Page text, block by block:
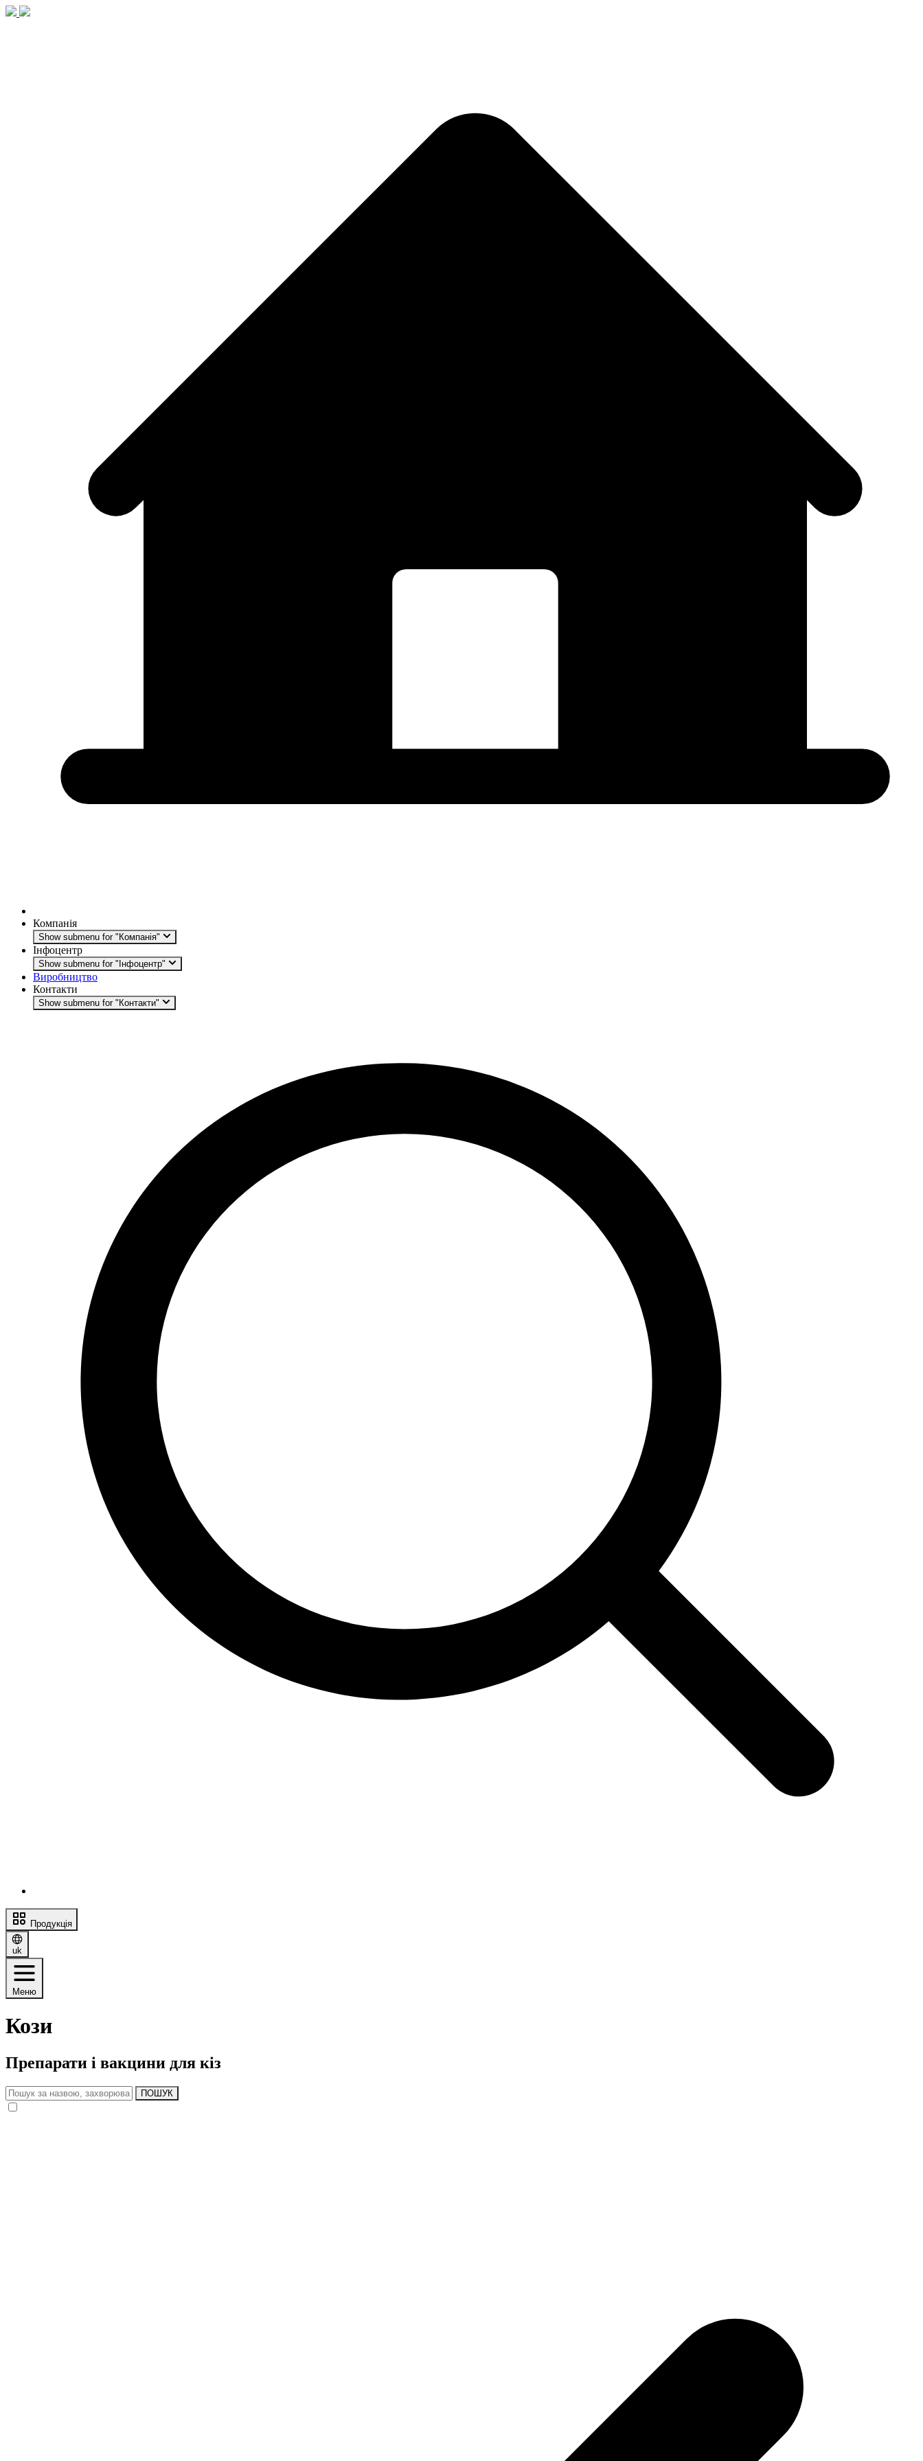
Компанія
Show submenu for "Компанія"
Інфоцентр
Show submenu for "Інфоцентр"
Виробництво
Контакти
Show submenu for "Контакти"
Продукція
uk
Меню
Кози
Препарати і вакцини для кіз
ПОШУК